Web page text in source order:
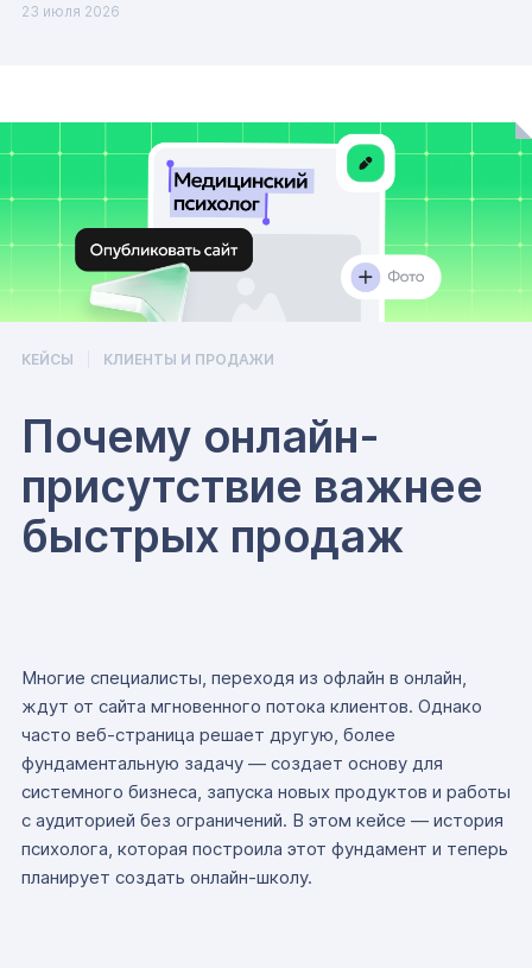
23 июля 2026
КЕЙСЫ КЛИЕНТЫ И ПРОДАЖИ
Почему онлайн-
присутствие важнее
быстрых продаж
Многие специалисты, переходя из офлайн в онлайн,
ждут от сайта мгновенного потока клиентов. Однако
часто веб-страница решает другую, более
фундаментальную задачу — создает основу для
системного бизнеса, запуска новых продуктов и работы
с аудиторией без ограничений. В этом кейсе — история
психолога, которая построила этот фундамент и теперь
планирует создать онлайн-школу.